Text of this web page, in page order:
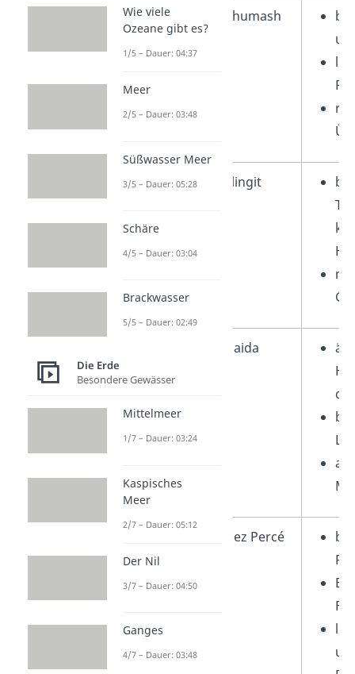
Chumash
Nordwestküste Tlingit
Haida
Nez Percé
Wie viele
Ozeane gibt es?
1/5 – Dauer: 04:37
Meer
2/5 – Dauer: 03:48
Süßwasser Meer
3/5 – Dauer: 05:28
Schäre
4/5 – Dauer: 03:04
Brackwasser
5/5 – Dauer: 02:49
Die Erde
Besondere Gewässer
Mittelmeer
1/7 – Dauer: 03:24
Kaspisches
Meer
2/7 – Dauer: 05:12
Der Nil
3/7 – Dauer: 04:50
Ganges
4/7 – Dauer: 03:48